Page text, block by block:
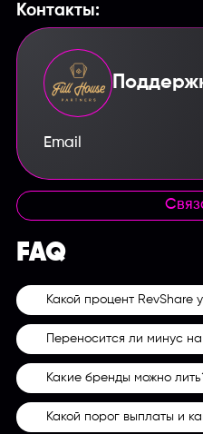
Контакты:
Email
FAQ
Какой процент RevShare
Бренд называет
месячного NGR. Ставка
вместе с объемом, а
персональный менеджер.
Переносится ли минус
Нет, отрицательный
каждого месяца.
партнерки не
Какие бренды можно
Два собственных казино,
Какой порог выплаты и